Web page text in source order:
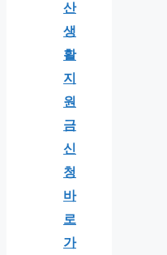
산
생
활
지
원
금
신
청
바
로
가